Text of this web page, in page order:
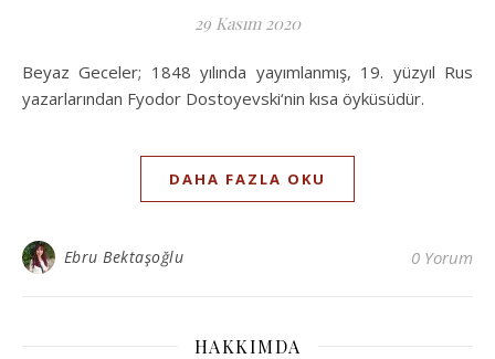
29 Kasım 2020
Beyaz Geceler; 1848 yılında yayımlanmış, 19. yüzyıl Rus
yazarlarından Fyodor Dostoyevski‘nin kısa öyküsüdür.
DAHA FAZLA OKU
Ebru Bektaşoğlu 0 Yorum
HAKKIMDA